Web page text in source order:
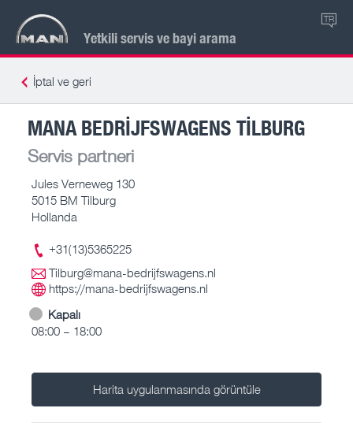
Yetkili servis ve bayi arama
TR
İptal ve geri
MANA BEDRIJFSWAGENS TILBURG
Servis partneri
Jules Verneweg 130
5015 BM Tilburg
Hollanda
+31(13)5365225
Tilburg@mana-bedrijfswagens.nl
https://mana-bedrijfswagens.nl
Kapalı
08:00 – 18:00
Harita uygulanmasında görüntüle